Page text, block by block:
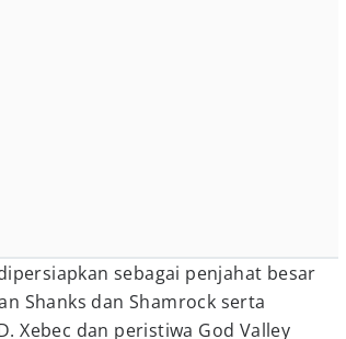
sebagai penjahat besar
Shanks dan Shamrock serta
Xebec dan peristiwa God Valley